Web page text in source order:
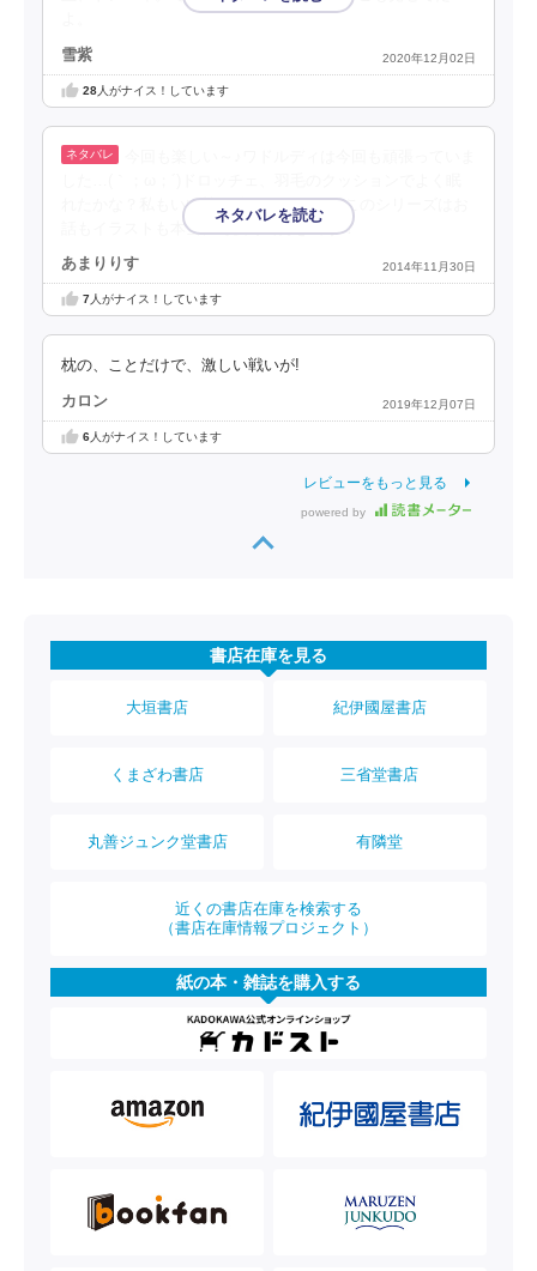
雪紫 2020年12月02日
28人がナイス！しています
れたかな？私もいい枕が欲しいわぁ(^-^;)このシリーズはお
話もイラストも本当に可愛くて好きです！
あまりりす 2014年11月30日
7人がナイス！しています
枕の、ことだけで、激しい戦いが!
カロン 2019年12月07日
6人がナイス！しています
レビューをもっと見る
powered by
書店在庫を見る
大垣書店 紀伊國屋書店
くまざわ書店 三省堂書店
丸善ジュンク堂書店 有隣堂
近くの書店在庫を検索する
（書店在庫情報プロジェクト）
紙の本・雑誌を購入する